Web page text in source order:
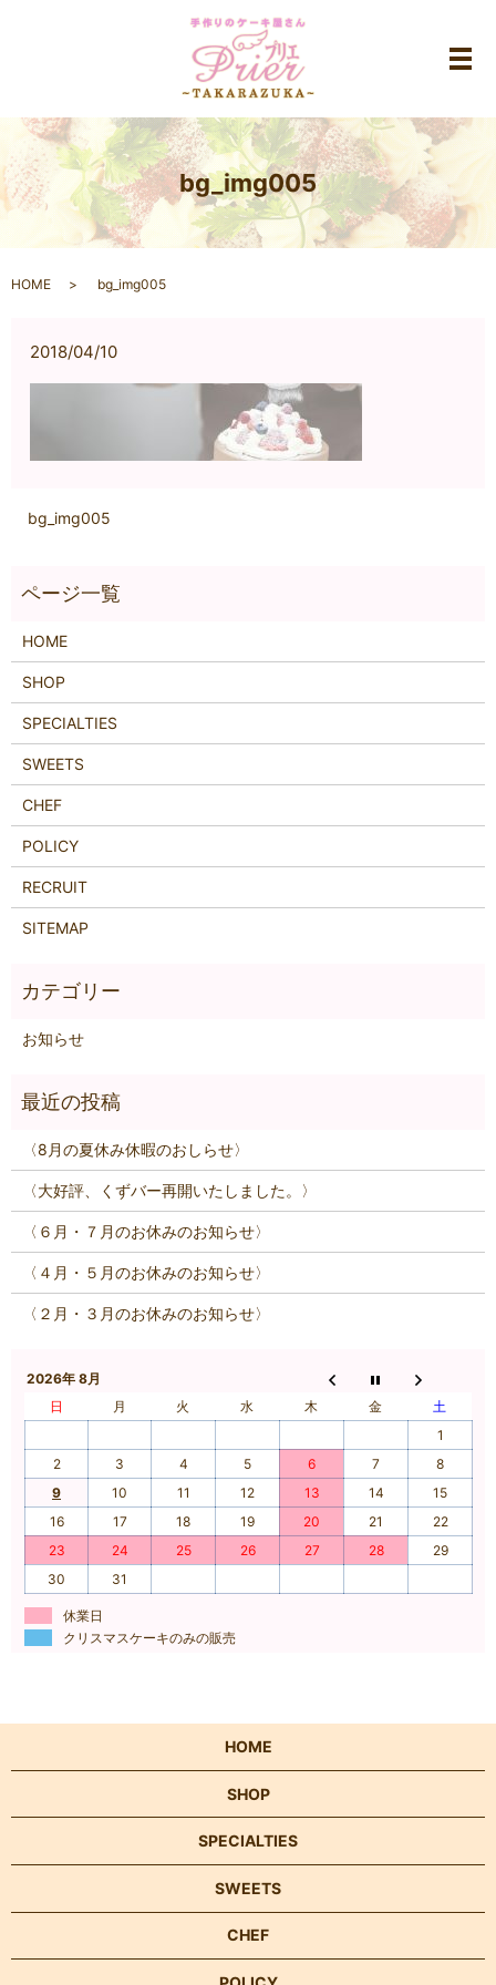
メ
bg_img005
HOME bg_img005
2018/04/10
bg_img005
HOME
SHOP
SPECIALTIES
SWEETS
CHEF
POLICY
RECRUIT
SITEMAP
お知らせ
〈8月の夏休み休暇のおしらせ〉
〈大好評、くずバー再開いたしました。〉
〈６月・７月のお休みのお知らせ〉
〈４月・５月のお休みのお知らせ〉
〈２月・３月のお休みのお知らせ〉
2026年 8月
日
月 火 水 木 金
土
1
2
3 4 5 6 7
8
9
10 11 12 13 14
15
16
17 18 19 20 21
22
23
24 25 26 27 28
29
30
31
休業日
クリスマスケーキのみの販売
HOME
SHOP
SPECIALTIES
SWEETS
CHEF